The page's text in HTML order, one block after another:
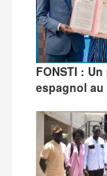
FONSTI :
espagnol